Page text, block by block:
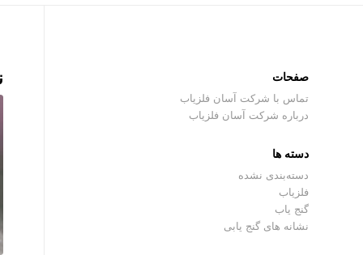
صفحات
تماس با شرکت آسان فلزیاب
درباره شرکت آسان فلزیاب
دسته ها
دسته‌بندی نشده
فلزیاب
گنج یاب
نشانه های گنج یابی